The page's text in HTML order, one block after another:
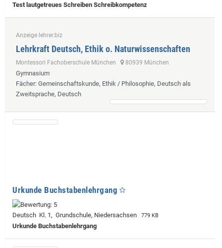
Test lautgetreues Schreiben Schreibkompetenz
Anzeige lehrer.biz
Lehrkraft Deutsch, Ethik o. Naturwissenschaften
Montessori Fachoberschule München 80939 München
Gymnasium
Fächer: Gemeinschaftskunde, Ethik / Philosophie, Deutsch als
Zweitsprache, Deutsch
Urkunde Buchstabenlehrgang
Deutsch Kl. 1, Grundschule, Niedersachsen 779 KB
Urkunde Buchstabenlehrgang